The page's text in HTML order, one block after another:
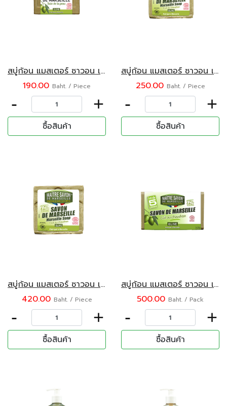
สบู่ก้อน แมสเตอร์ ซาวอน เดอ มาร์เซย์ กลิ่นน้ำมันมะกอกบริสุทธิ์ 200 กรัม
190.00 Baht. / Piece
- +
ซื้อสินค้า
สบู่ก้อน แมสเตอร์ ซาวอน เดอ มาร์เซย์ กลิ่นน้ำมันมะกอกบริสุทธิ์ 300 กรัม
250.00 Baht. / Piece
- +
ซื้อสินค้า
สบู่ก้อน แมสเตอร์ ซาวอน เดอ มาร์เซย์ กลิ่นน้ำมันมะกอกบริสุทธิ์ 500 กรัม
420.00 Baht. / Piece
- +
ซื้อสินค้า
สบู่ก้อน แมสเตอร์ ซาวอน เดอ มาร์เซย์ กลิ่นน้ำมันมะกอกบริสุทธิ์ (100 กรัม x 5 ก้อน)
500.00 Baht. / Pack
- +
ซื้อสินค้า